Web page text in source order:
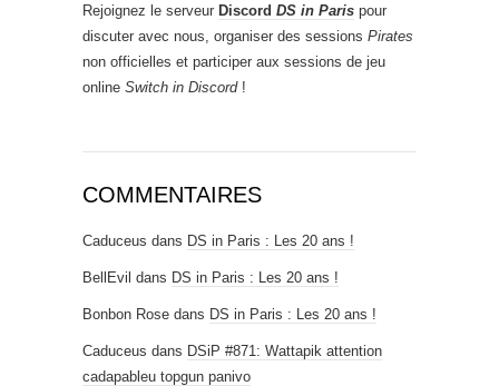
Rejoignez le serveur Discord DS in Paris pour
discuter avec nous, organiser des sessions Pirates
non officielles et participer aux sessions de jeu
online Switch in Discord!
COMMENTAIRES
Caduceus dans DS in Paris : Les 20 ans !
BellEvil dans DS in Paris : Les 20 ans !
Bonbon Rose dans DS in Paris : Les 20 ans !
Caduceus dans DSiP #871: Wattapik attention
cadapableu topgun panivo